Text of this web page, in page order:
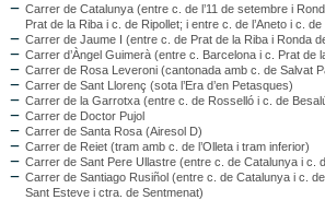
Carrer de Catalunya (entre c. de l’11 de setembre i
Prat de la Riba i c. de Ripollet; i entre c. de l’Aneto i c.
Carrer de Jaume I (entre c. de Prat de la Riba i Ronda
Carrer d’Àngel Guimerà (entre c. Barcelona i c. Prat de
Carrer de Rosa Leveroni (cantonada amb c. de Salvat
Carrer de Sant Llorenç (sota l’Era d’en Petasques)
Carrer de la Garrotxa (entre c. de Rosselló i c. de
Carrer de Doctor Pujol
Carrer de Santa Rosa (Airesol D)
Carrer de Reiet (tram amb c. de l’Olleta i tram inferior)
Carrer de Sant Pere Ullastre (entre c. de Catalunya i c.
Carrer de Santiago Rusiñol (entre c. de Catalunya i c.
Sant Esteve i ctra. de Sentmenat)